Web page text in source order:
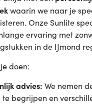
waarin we naar je
Onze Sunlite
ervaring met
in de IJmond
doen:
advies: We nemen
te begrijpen en